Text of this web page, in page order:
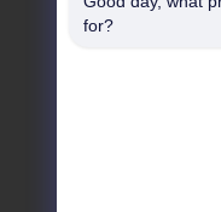
1010호
for?